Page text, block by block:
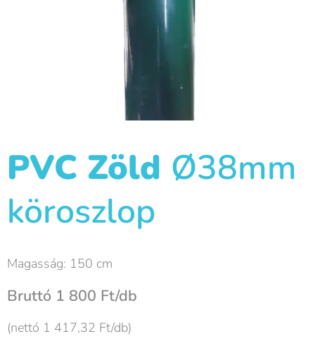
PVC Zöld Ø38mm
köroszlop
Magasság: 150 cm
Bruttó 1 800 Ft/db
(nettó 1 417,32 Ft/db)